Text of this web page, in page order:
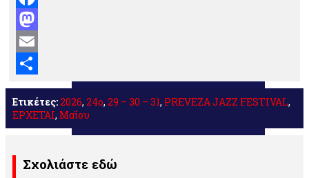
Facebook
Mastodon
Email
Μοιραστείτε
Ετικέτες:2026, 24ο, 29 – 30 – 31, PREVEZA JAZZ FESTIVAL,
ΕΡΧΕΤΑΙ, Μαΐου
Σχολιάστε εδώ